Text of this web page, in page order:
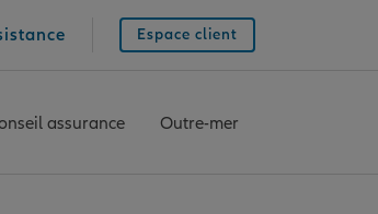
Espace client
assurance Outre-mer